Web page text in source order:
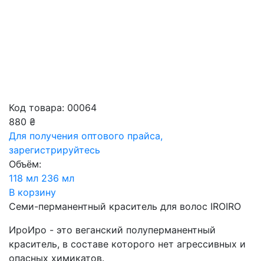
Код товара: 00064
880 ₴
Для получения оптового прайса,
зарегистрируйтесь
Объём:
118 мл 236 мл
В корзину
Семи-перманентный краситель для волос IROIRO
ИроИро - это веганский полуперманентный
краситель, в составе которого нет агрессивных и
опасных химикатов.